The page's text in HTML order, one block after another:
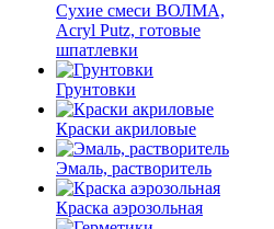
Сухие смеси ВОЛМА,
Acryl Putz, готовые
шпатлевки
Грунтовки
Краски акриловые
Эмаль, растворитель
Краска аэрозольная